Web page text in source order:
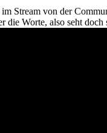
Stream von der
die Worte, also seht doch